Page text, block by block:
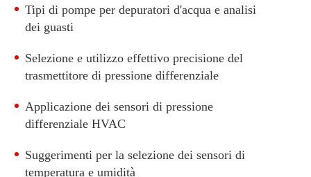
Tipi di pompe per depuratori d'acqua e analisi
dei guasti
Selezione e utilizzo effettivo precisione del
trasmettitore di pressione differenziale
Applicazione dei sensori di pressione
differenziale HVAC
Suggerimenti per la selezione dei sensori di
temperatura e umidità